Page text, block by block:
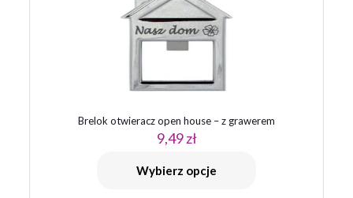
Brelok otwieracz open house – z grawerem
9,49zł
Wybierz opcje